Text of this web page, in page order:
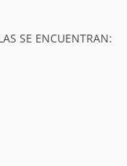
SE ENCUENTRAN: